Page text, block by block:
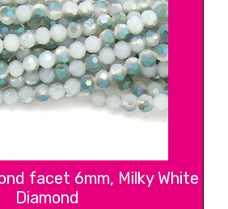
facet 6mm, Milky White
Diamond